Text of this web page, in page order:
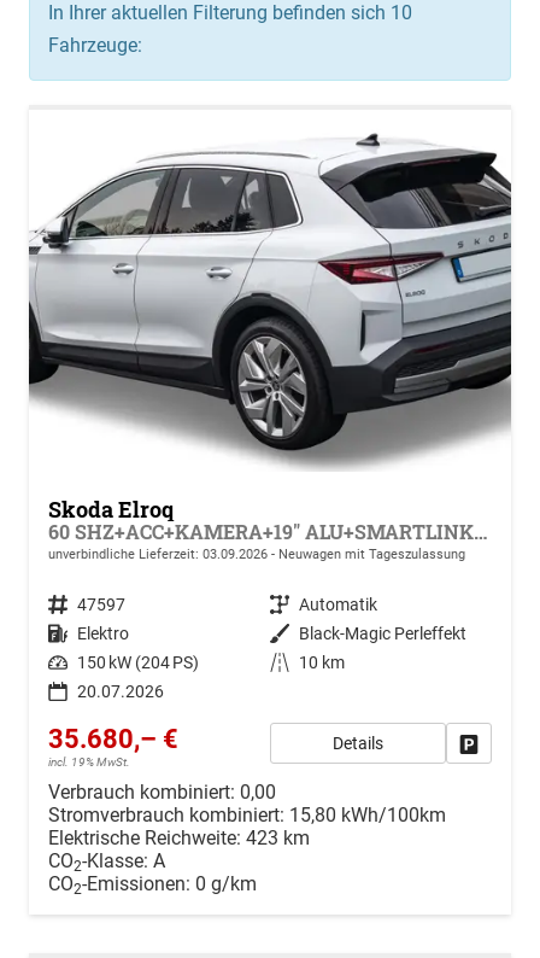
In Ihrer aktuellen Filterung befinden sich 10
Fahrzeuge:
Skoda Elroq
60 SHZ+ACC+KAMERA+19" ALU+SMARTLINK+KLIMA+LED
unverbindliche Lieferzeit: 03.09.2026 Neuwagen mit Tageszulassung
Fahrzeugnr. 47597 Getriebe Automatik
Kraftstoff Elektro Außenfarbe Black-Magic Perleffekt
Leistung 150 kW (204 PS) Kilometerstand
10 km
20.07.2026
35.680,– €
incl. 19% MwSt.
Details
Verbrauch kombiniert: 0,00
Stromverbrauch kombiniert: 15,80 kWh/100km
Elektrische Reichweite: 423 km
CO2-Klasse: A
CO2-Emissionen: 0 g/km